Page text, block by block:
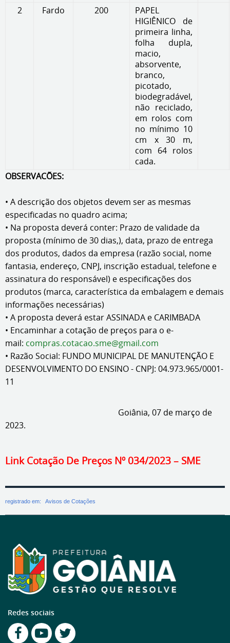
2
Fardo 200
PAPEL
HIGIÊNICO de
primeira linha,
folha dupla,
macio,
absorvente,
branco,
picotado,
biodegradável,
não reciclado,
em rolos com
no mínimo 10
cm x 30 m,
com 64 rolos
cada.
OBSERVACÕES:
• A descrição dos objetos devem ser as mesmas
especificadas no quadro acima;
• Na proposta deverá conter: Prazo de validade da
proposta (mínimo de 30 dias,), data, prazo de entrega
dos produtos, dados da empresa (razão social, nome
fantasia, endereço, CNPJ, inscrição estadual, telefone e
assinatura do responsável) e especificações dos
produtos (marca, característica da embalagem e demais
informações necessárias)
• A proposta deverá estar ASSINADA e CARIMBADA
• Encaminhar a cotação de preços para o e-
mail: compras.cotacao.sme@gmail.com
• Razão Social: FUNDO MUNICIPAL DE MANUTENÇÃO E
DESENVOLVIMENTO DO ENSINO - CNPJ: 04.973.965/0001-
11
Goiânia, 07 de março de
2023.
Link Cotação De Preços Nº 034/2023 – SME
registrado em: Avisos de Cotações
Redes sociais